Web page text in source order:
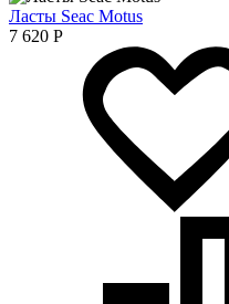
Ласты Seac Motus
7 620 Р